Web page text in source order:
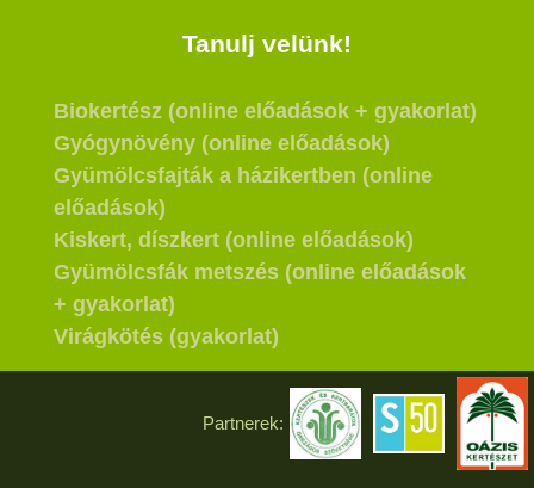
Tanulj velünk!
Biokertész (online előadások + gyakorlat)
Gyógynövény (online előadások)
Gyümölcsfajták a házikertben (online
előadások)
Kiskert, díszkert (online előadások)
Gyümölcsfák metszés (online előadások
+ gyakorlat)
Virágkötés (gyakorlat)
Partnerek: